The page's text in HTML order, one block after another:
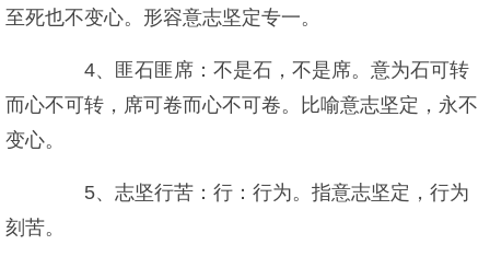
至死也不变心。形容意志坚定专一。
4、匪石匪席：不是石，不是席。意为石可转
而心不可转，席可卷而心不可卷。比喻意志坚定，永不
变心。
5、志坚行苦：行：行为。指意志坚定，行为
刻苦。